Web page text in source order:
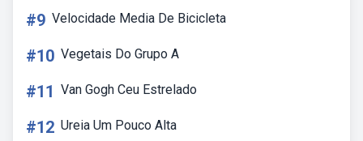
#9 Velocidade Media De Bicicleta
#10 Vegetais Do Grupo A
#11 Van Gogh Ceu Estrelado
#12 Ureia Um Pouco Alta